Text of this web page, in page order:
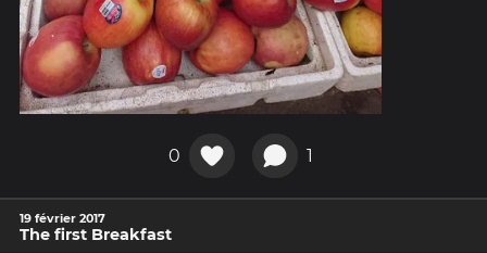
0 1
19 février 2017
The first Breakfast